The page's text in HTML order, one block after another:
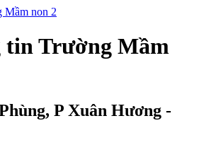
tin Trường Mầm
P Xuân Hương -